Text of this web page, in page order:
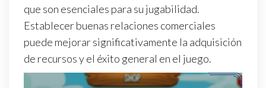
que son esenciales para su jugabilidad.
Establecer buenas relaciones comerciales
puede mejorar significativamente la adquisición
de recursos y el éxito general en el juego.